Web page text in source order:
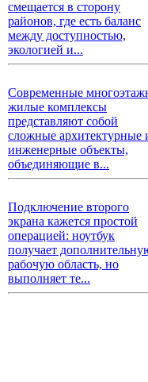
смещается в сторону
районов, где есть баланс
между доступностью,
экологией и...
Современные
жилые комплексы
представляют собой
сложные архитектурные
инженерные объекты,
объединяющие в...
Подключение второго
экрана кажется простой
операцией: ноутбук
получает
рабочую область, но
выполняет те...